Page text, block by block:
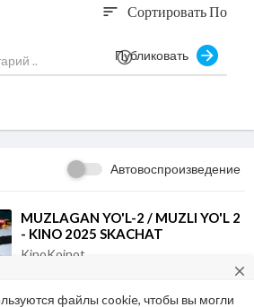
файлы cookie, чтобы вы могли
close
sort Сортировать По
Публиковать
Автовоспроизведение
⁣MUZLAGAN YO'L-2 / MUZLI YO'L 2
- KINO 2025 SKACHAT
KinoKoinot
Фильм и анимация